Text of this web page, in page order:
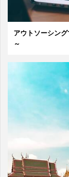
アウトソーシン
～